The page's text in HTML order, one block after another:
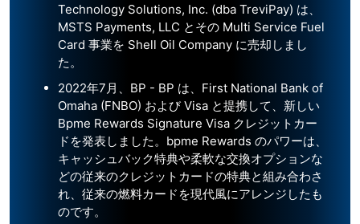
Technology Solutions, Inc. (dba TreviPay) は、
MSTS Payments, LLC とその Multi Service Fuel
Card 事業を Shell Oil Company に売却しまし
た。
2022年7月、BP - BP は、First National Bank of
Omaha (FNBO) および Visa と提携して、新しい
Bpme Rewards Signature Visa クレジットカー
ドを発表しました。bpme Rewards のパワーは、
キャッシュバック特典や柔軟な交換オプションな
どの従来のクレジットカードの特典と組み合わさ
れ、従来の燃料カードを現代風にアレンジしたも
のです。